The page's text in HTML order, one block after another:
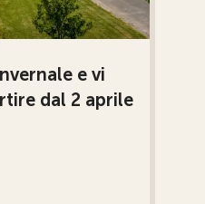
e vi
dal 2 aprile